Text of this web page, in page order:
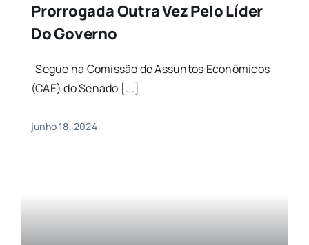
Prorrogada Outra Vez Pelo Líder
Do Governo
Segue na Comissão de Assuntos Econômicos
(CAE) do Senado [...]
junho 18, 2024